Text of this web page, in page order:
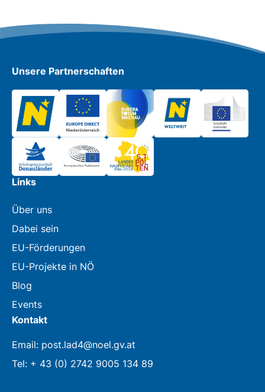
Unsere Partnerschaften
Links
Über uns
Dabei sein
EU-Förderungen
EU-Projekte in NÖ
Blog
Events
Kontakt
Email: post.lad4@noel.gv.at
Tel: + 43 (0) 2742 9005 134 89